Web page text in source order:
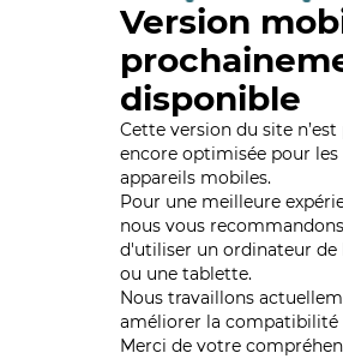
Version
disponible
Cette version du site n’est
encore optimisée pour les
appareils mobiles.
Pour une meilleure
nous vous recommandons
d'utiliser un ordinateur de
ou une tablette.
Nous travaillons
améliorer la compatibilité
Merci de votre